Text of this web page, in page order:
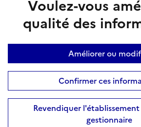
Voulez-vous
qualité des
Améliorer ou
Confirmer ces
Revendiquer
gestionnaire